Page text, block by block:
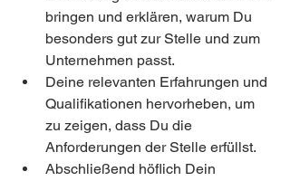
bringen und erklären, warum Du
besonders gut zur Stelle und zum
Unternehmen passt.
Deine relevanten Erfahrungen und
Qualifikationen hervorheben, um
zu zeigen, dass Du die
Anforderungen der Stelle erfüllst.
Abschließend höflich Dein